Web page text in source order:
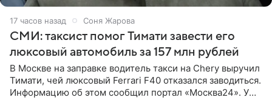
17 часов назад Соня Жарова
СМИ: таксист помог Тимати завести его
люксовый автомобиль за 157 млн рублей
В Москве на заправке водитель такси на Chery выручил
Тимати, чей люксовый Ferrari F40 отказался заводиться.
Информацию об этом сообщил портал «Москва24». У